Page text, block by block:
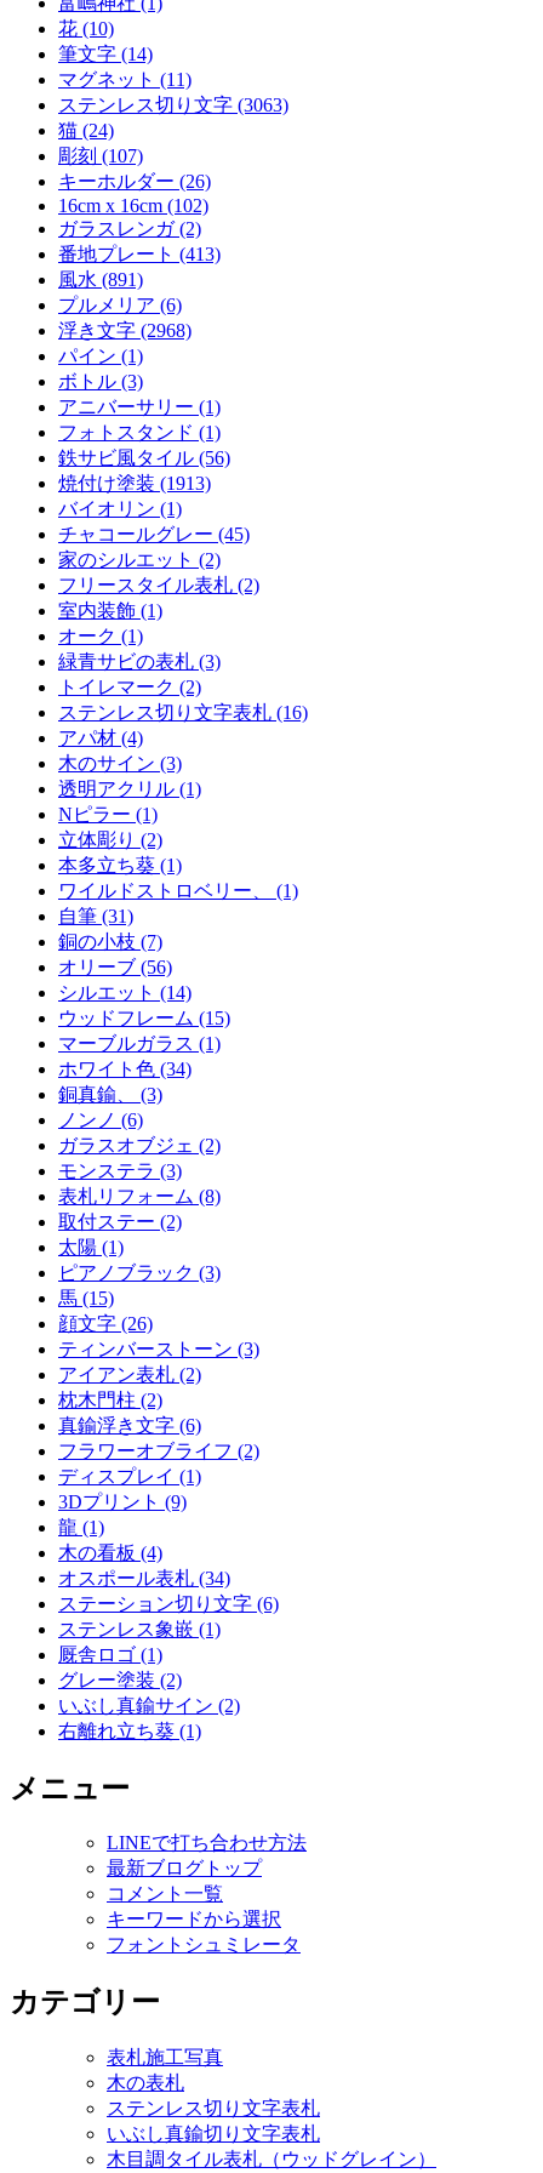
花 (10)
筆文字 (14)
マグネット (11)
ステンレス切り文字 (3063)
猫 (24)
彫刻 (107)
キーホルダー (26)
16cm x 16cm (102)
ガラスレンガ (2)
番地プレート (413)
風水 (891)
プルメリア (6)
浮き文字 (2968)
パイン (1)
ボトル (3)
アニバーサリー (1)
フォトスタンド (1)
鉄サビ風タイル (56)
焼付け塗装 (1913)
バイオリン (1)
チャコールグレー (45)
家のシルエット (2)
フリースタイル表札 (2)
室内装飾 (1)
オーク (1)
緑青サビの表札 (3)
トイレマーク (2)
ステンレス切り文字表札 (16)
アパ材 (4)
木のサイン (3)
透明アクリル (1)
Nピラー (1)
立体彫り (2)
本多立ち葵 (1)
ワイルドストロベリー、 (1)
自筆 (31)
銅の小枝 (7)
オリーブ (56)
シルエット (14)
ウッドフレーム (15)
マーブルガラス (1)
ホワイト色 (34)
銅真鍮、 (3)
ノンノ (6)
ガラスオブジェ (2)
モンステラ (3)
表札リフォーム (8)
取付ステー (2)
太陽 (1)
ピアノブラック (3)
馬 (15)
顔文字 (26)
ティンバーストーン (3)
アイアン表札 (2)
枕木門柱 (2)
真鍮浮き文字 (6)
フラワーオブライフ (2)
ディスプレイ (1)
3Dプリント (9)
龍 (1)
木の看板 (4)
オスポール表札 (34)
ステーション切り文字 (6)
ステンレス象嵌 (1)
厩舎ロゴ (1)
グレー塗装 (2)
いぶし真鍮サイン (2)
右離れ立ち葵 (1)
メニュー
LINEで打ち合わせ方法
最新ブログトップ
コメント一覧
キーワードから選択
フォントシュミレータ
カテゴリー
表札施工写真
木の表札
ステンレス切り文字表札
いぶし真鍮切り文字表札
木目調タイル表札（ウッドグレイン）